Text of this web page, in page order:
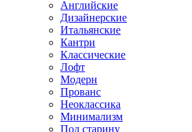
Английские
Дизайнерские
Итальянские
Кантри
Классические
Лофт
Модерн
Прованс
Неоклассика
Минимализм
Под старину